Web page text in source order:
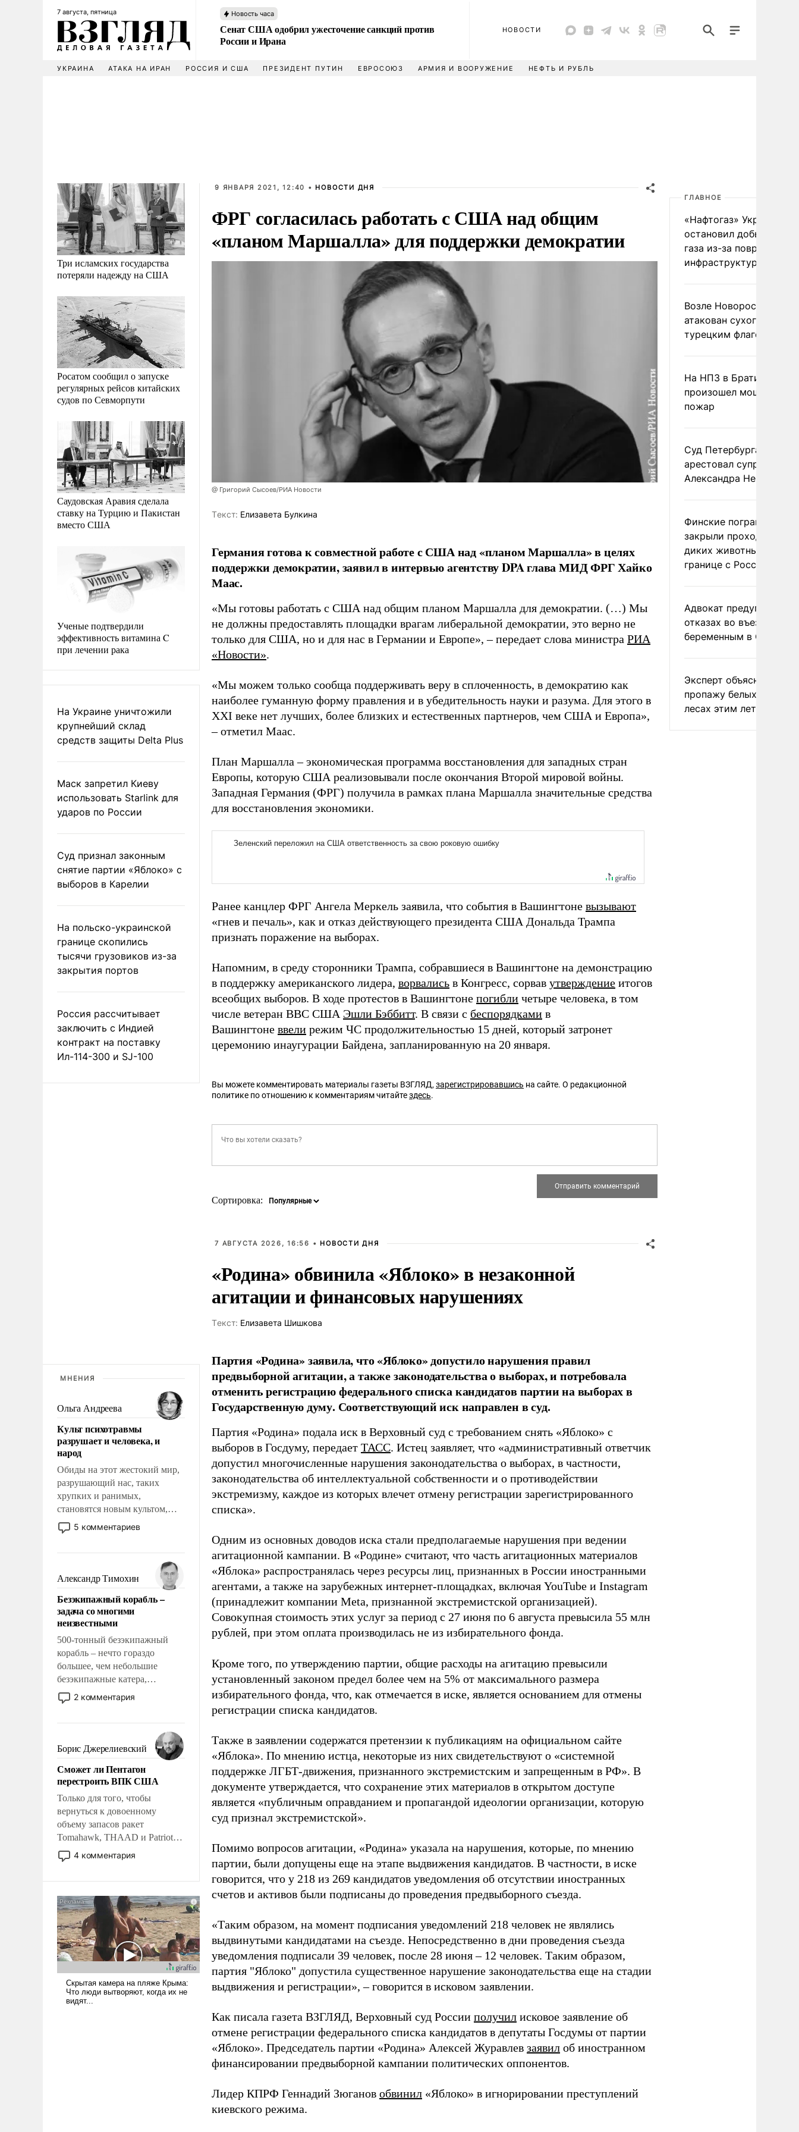
7 августа, пятница Новость часа
Сенат США одобрил ужесточение санкций против
России и Ирана
НОВОСТИ
УКРАИНА АТАКА НА ИРАН РОССИЯ И США ПРЕЗИДЕНТ ПУТИН ЕВРОСОЮЗ АРМИЯ И ВООРУЖЕНИЕ НЕФТЬ И РУБЛЬ
Три исламских государства
потеряли надежду на США
Росатом сообщил о запуске
регулярных рейсов китайских
судов по Севморпути
Саудовская Аравия сделала
ставку на Турцию и Пакистан
вместо США
Ученые подтвердили
эффективность витамина C
при лечении рака
На Украине уничтожили
крупнейший склад
средств защиты Delta Plus
Маск запретил Киеву
использовать Starlink для
ударов по России
Суд признал законным
снятие партии «Яблоко» с
выборов в Карелии
На польско-украинской
границе скопились
тысячи грузовиков из-за
закрытия портов
Россия рассчитывает
заключить с Индией
контракт на поставку
Ил-114-300 и SJ-100
МНЕНИЯ
Ольга Андреева
Культ психотравмы
разрушает и человека, и
народ
Обиды на этот жестокий мир,
разрушающий нас, таких
хрупких и ранимых,
становятся новым культом,
постепенно вытесняя и
отменяя традиционное
мужественным и твердым под
ударами судьбы, брать на себя
ответственность, помогать
слабым, идти вперед и
адаптироваться.
5 комментариев
Александр Тимохин
Безэкипажный корабль –
задача со многими
неизвестными
500-тонный безэкипажный
корабль – нечто гораздо
большее, чем небольшие
безэкипажные катера,
применение которых уже
стало обыденностью. Задача по
сложна и амбициозна. Однако
и ее реализация радикально
поднимет наши боевые
возможности.
2 комментария
Борис Джерелиевский
Сможет ли Пентагон
перестроить ВПК США
Только для того, чтобы
вернуться к довоенному
объему запасов ракет
Tomahawk, THAAD и Patriot
США потребуется более трех
лет. Даже небольшая война с
Сложившаяся ситуация
означает многолетний период
уязвимости США, например,
перед Китаем.
4 комментария
9 ЯНВАРЯ 2021, 12:40 • НОВОСТИ ДНЯ
ФРГ согласилась работать с США над общим
«планом Маршалла» для поддержки демократии
@ Григорий Сысоев/РИА Новости
Tекст: Елизавета Булкина
Германия готова к совместной работе с США над «планом Маршалла» в целях
поддержки демократии, заявил в интервью агентству DPA глава МИД ФРГ Хайко
Маас.
«Мы готовы работать с США над общим планом Маршалла для демократии. (…) Мы
не должны предоставлять площадки врагам либеральной демократии, это верно не
только для США, но и для нас в Германии и Европе», – передает слова министра РИА
«Новости».
«Мы можем только сообща поддерживать веру в сплоченность, в демократию как
наиболее гуманную форму правления и в убедительность науки и разума. Для этого в
XXI веке нет лучших, более близких и естественных партнеров, чем США и Европа»,
– отметил Маас.
План Маршалла – экономическая программа восстановления для западных стран
Европы, которую США реализовывали после окончания Второй мировой войны.
Западная Германия (ФРГ) получила в рамках плана Маршалла значительные средства
для восстановления экономики.
Ранее канцлер ФРГ Ангела Меркель заявила, что события в Вашингтоне вызывают
«гнев и печаль», как и отказ действующего президента США Дональда Трампа
признать поражение на выборах.
Напомним, в среду сторонники Трампа, собравшиеся в Вашингтоне на демонстрацию
в поддержку американского лидера, ворвались в Конгресс, сорвав утверждение итогов
всеобщих выборов. В ходе протестов в Вашингтоне погибли четыре человека, в том
числе ветеран ВВС США Эшли Бэббитт. В связи с беспорядками в
Вашингтоне ввели режим ЧС продолжительностью 15 дней, который затронет
церемонию инаугурации Байдена, запланированную на 20 января.
Вы можете комментировать материалы газеты ВЗГЛЯД,зарегистрировавшись на сайте. О редакционной
политике по отношению к комментариям читайтездесь.
Сортировка:
7 АВГУСТА 2026, 16:56 • НОВОСТИ ДНЯ
«Родина» обвинила «Яблоко» в незаконной
агитации и финансовых нарушениях
Tекст: Елизавета Шишкова
Партия «Родина» заявила, что «Яблоко» допустило нарушения правил
предвыборной агитации, а также законодательства о выборах, и потребовала
отменить регистрацию федерального списка кандидатов партии на выборах в
Государственную думу. Соответствующий иск направлен в суд.
Партия «Родина» подала иск в Верховный суд с требованием снять «Яблоко» с
выборов в Госдуму, передает ТАСС. Истец заявляет, что «административный ответчик
допустил многочисленные нарушения законодательства о выборах, в частности,
законодательства об интеллектуальной собственности и о противодействии
экстремизму, каждое из которых влечет отмену регистрации зарегистрированного
списка».
Одним из основных доводов иска стали предполагаемые нарушения при ведении
агитационной кампании. В «Родине» считают, что часть агитационных материалов
«Яблока» распространялась через ресурсы лиц, признанных в России иностранными
агентами, а также на зарубежных интернет-площадках, включая YouTube и Instagram
(принадлежит компании Meta, признанной экстремистской организацией).
Совокупная стоимость этих услуг за период с 27 июня по 6 августа превысила 55 млн
рублей, при этом оплата производилась не из избирательного фонда.
Кроме того, по утверждению партии, общие расходы на агитацию превысили
установленный законом предел более чем на 5% от максимального размера
избирательного фонда, что, как отмечается в иске, является основанием для отмены
регистрации списка кандидатов.
Также в заявлении содержатся претензии к публикациям на официальном сайте
«Яблока». По мнению истца, некоторые из них свидетельствуют о «системной
поддержке ЛГБТ-движения, признанного экстремистским и запрещенным в РФ». В
документе утверждается, что сохранение этих материалов в открытом доступе
является «публичным оправданием и пропагандой идеологии организации, которую
суд признал экстремистской».
Помимо вопросов агитации, «Родина» указала на нарушения, которые, по мнению
партии, были допущены еще на этапе выдвижения кандидатов. В частности, в иске
говорится, что у 218 из 269 кандидатов уведомления об отсутствии иностранных
счетов и активов были подписаны до проведения предвыборного съезда.
«Таким образом, на момент подписания уведомлений 218 человек не являлись
выдвинутыми кандидатами на съезде. Непосредственно в дни проведения съезда
уведомления подписали 39 человек, после 28 июня – 12 человек. Таким образом,
партия "Яблоко" допустила существенное нарушение законодательства еще на стадии
выдвижения и регистрации», – говорится в исковом заявлении.
Как писала газета ВЗГЛЯД, Верховный суд России получил исковое заявление об
отмене регистрации федерального списка кандидатов в депутаты Госдумы от партии
«Яблоко». Председатель партии «Родина» Алексей Журавлев заявил об иностранном
финансировании предвыборной кампании политических оппонентов.
Лидер КПРФ Геннадий Зюганов обвинил «Яблоко» в игнорировании преступлений
киевского режима.
ГЛАВНОЕ
«Нафтогаз» Украины
остановил добычу
газа из-за повреждения
инфраструктуры
Возле Новороссийска
атакован сухогруз под
турецким флагом
На НПЗ в Братиславе
произошел мощный
пожар
Суд Петербурга заочно
арестовал супругу
Александра Невзорова
Финские пограничники
закрыли проходы для
диких животных на
границе с Россией
Адвокат предупредил
отказах во въезде
беременным в США
Эксперт объяснил
пропажу белых грибов
лесах этим летом